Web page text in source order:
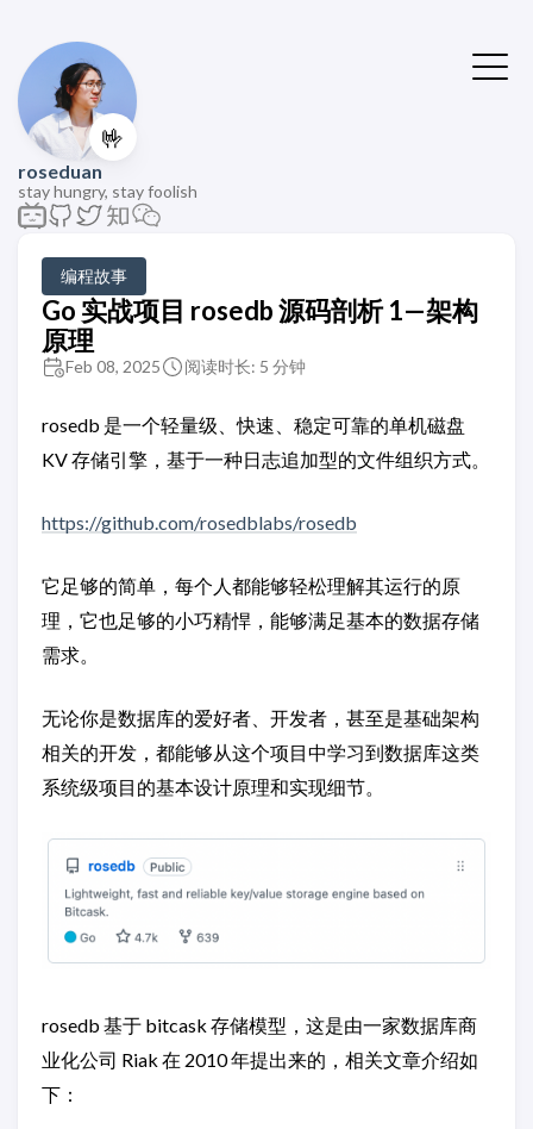
🤟
roseduan
stay hungry, stay foolish
编程故事
Go 实战项目 rosedb 源码剖析 1—架构
原理
Feb 08, 2025 阅读时长: 5 分钟
rosedb 是一个轻量级、快速、稳定可靠的单机磁盘
KV 存储引擎，基于一种日志追加型的文件组织方式。
https://github.com/rosedblabs/rosedb
它足够的简单，每个人都能够轻松理解其运行的原
理，它也足够的小巧精悍，能够满足基本的数据存储
需求。
无论你是数据库的爱好者、开发者，甚至是基础架构
相关的开发，都能够从这个项目中学习到数据库这类
系统级项目的基本设计原理和实现细节。
rosedb 基于 bitcask 存储模型，这是由一家数据库商
业化公司 Riak 在 2010 年提出来的，相关文章介绍如
下：